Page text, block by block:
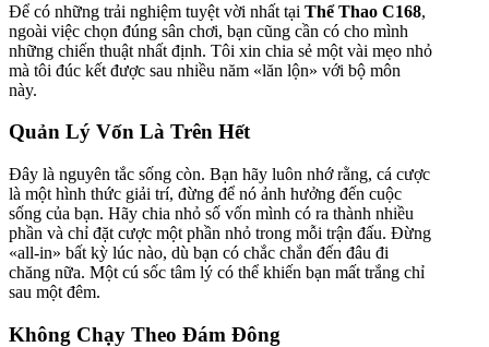
Để có những trải nghiệm tuyệt vời nhất tại Thể Thao C168,
ngoài việc chọn đúng sân chơi, bạn cũng cần có cho mình
những chiến thuật nhất định. Tôi xin chia sẻ một vài mẹo nhỏ
mà tôi đúc kết được sau nhiều năm «lăn lộn» với bộ môn
này.
Quản Lý Vốn Là Trên Hết
Đây là nguyên tắc sống còn. Bạn hãy luôn nhớ rằng, cá cược
là một hình thức giải trí, đừng để nó ảnh hưởng đến cuộc
sống của bạn. Hãy chia nhỏ số vốn mình có ra thành nhiều
phần và chỉ đặt cược một phần nhỏ trong mỗi trận đấu. Đừng
«all-in» bất kỳ lúc nào, dù bạn có chắc chắn đến đâu đi
chăng nữa. Một cú sốc tâm lý có thể khiến bạn mất trắng chỉ
sau một đêm.
Không Chạy Theo Đám Đông